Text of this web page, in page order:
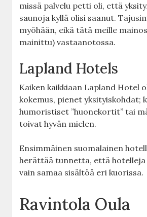
missä palvelu petti oli, että
saunoja kyllä olisi saanut.
myöhään, eikä tätä meille
mainittu) vastaanotossa.
Lapland Hotels
Kaiken kaikkiaan Lapland Hotel
kokemus, pienet yksityiskohdat;
humoristiset ”huonekortit” tai
toivat hyvän mielen.
Ensimmäinen suomalainen
herättää tunnetta, että hotelleja
vain samaa sisältöä eri kuorissa.
Ravintola Oula